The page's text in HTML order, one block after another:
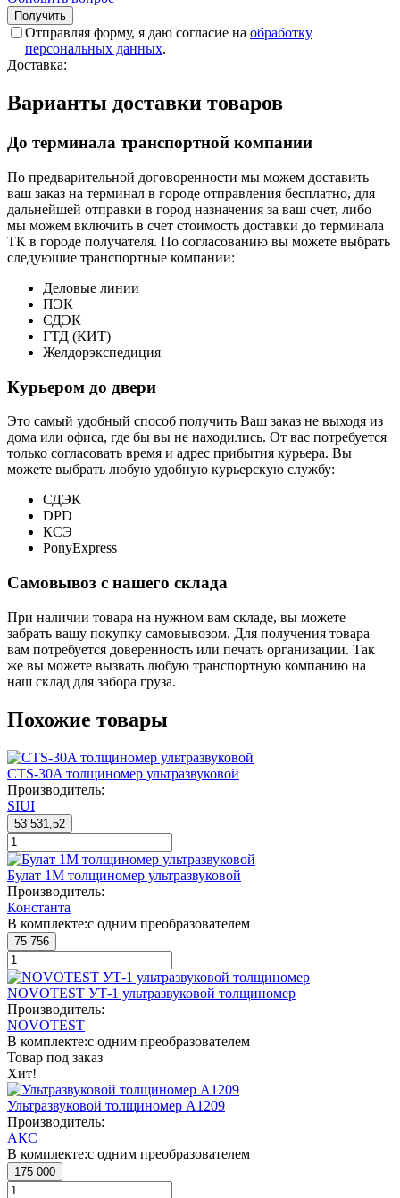
Отправляя форму, я даю согласие на обработку
персональных данных.
Доставка:
Варианты доставки товаров
До терминала транспортной компании
По предварительной договоренности мы можем доставить
ваш заказ на терминал в городе отправления бесплатно, для
дальнейшей отправки в город назначения за ваш счет, либо
мы можем включить в счет стоимость доставки до терминала
ТК в городе получателя. По согласованию вы можете выбрать
следующие транспортные компании:
Деловые линии
ПЭК
СДЭК
ГТД (КИТ)
Желдорэкспедиция
Курьером до двери
Это самый удобный способ получить Ваш заказ не выходя из
дома или офиса, где бы вы не находились. От вас потребуется
только согласовать время и адрес прибытия курьера. Вы
можете выбрать любую удобную курьерскую службу:
СДЭК
DPD
КСЭ
PonyExpress
Самовывоз с нашего склада
При наличии товара на нужном вам складе, вы можете
забрать вашу покупку самовывозом. Для получения товара
вам потребуется доверенность или печать организации. Так
же вы можете вызвать любую транспортную компанию на
наш склад для забора груза.
Похожие товары
CTS-30A толщиномер ультразвуковой
Производитель:
SIUI
53 531,52
Булат 1М толщиномер ультразвуковой
Производитель:
Константа
В комплекте:с одним преобразователем
75 756
NOVOTEST УТ-1 ультразвуковой толщиномер
Производитель:
NOVOTEST
В комплекте:с одним преобразователем
Товар под заказ
Хит!
Ультразвуковой толщиномер А1209
Производитель:
АКС
В комплекте:с одним преобразователем
175 000